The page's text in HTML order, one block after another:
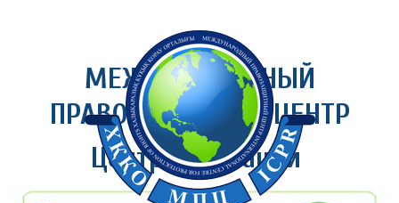
МЕЖДУНАРОДНЫЙ
ПРАВОЗАЩИТНЫЙ ЦЕНТР
Центр медиации